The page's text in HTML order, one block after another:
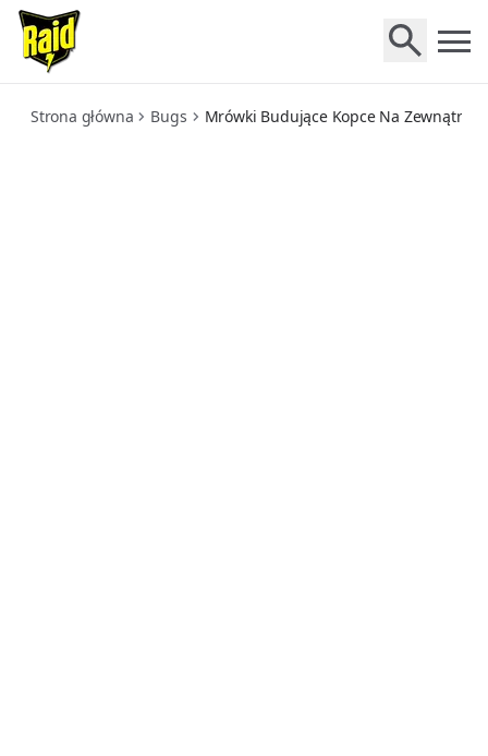
outdoor-mound-building-ants
Strona główna Bugs Mrówki Budujące Kopce Na Zewnątrz